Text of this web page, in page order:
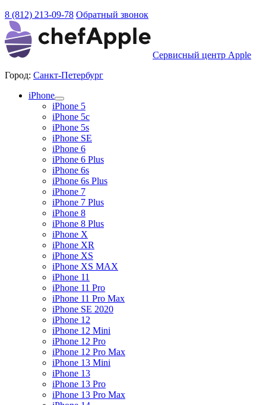
8 (812) 213-09-78 Обратный звонок
Сервисный центр Apple
Город: Санкт-Петербург
iPhone
iPhone 5
iPhone 5c
iPhone 5s
iPhone SE
iPhone 6
iPhone 6 Plus
iPhone 6s
iPhone 6s Plus
iPhone 7
iPhone 7 Plus
iPhone 8
iPhone 8 Plus
iPhone X
iPhone XR
iPhone XS
iPhone XS MAX
iPhone 11
iPhone 11 Pro
iPhone 11 Pro Max
iPhone SE 2020
iPhone 12
iPhone 12 Mini
iPhone 12 Pro
iPhone 12 Pro Max
iPhone 13 Mini
iPhone 13
iPhone 13 Pro
iPhone 13 Pro Max